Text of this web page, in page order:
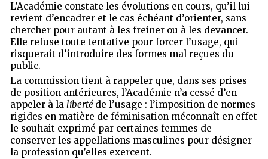
L’Académie constate les évolutions en cours, qu’il lui
revient d’encadrer et le cas échéant d’orienter, sans
chercher pour autant à les freiner ou à les devancer.
Elle refuse toute tentative pour forcer l’usage, qui
risquerait d’introduire des formes mal reçues du
public.
La commission tient à rappeler que, dans ses prises
de position antérieures, l’Académie n’a cessé d’en
appeler à laliberté de l’usage : l’imposition de normes
rigides en matière de féminisation méconnaît en effet
le souhait exprimé par certaines femmes de
conserver les appellations masculines pour désigner
la profession qu’elles exercent.